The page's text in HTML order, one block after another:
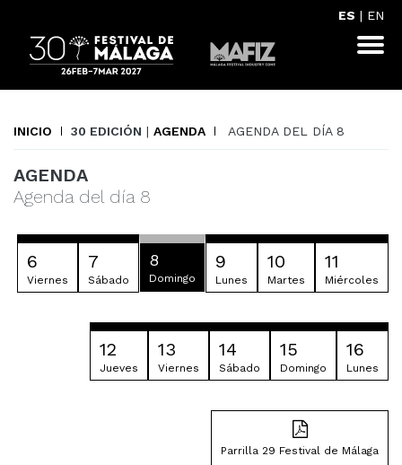
ES | EN
INICIO 30 EDICIÓN | AGENDA AGENDA DEL DÍA 8
AGENDA
Agenda del día 8
6
Viernes
7
Sábado
8
Domingo
9
Lunes
10
Martes
11
Miércoles
12
Jueves
13
Viernes
14
Sábado
15
Domingo
16
Lunes
Parrilla 29 Festival de Málaga